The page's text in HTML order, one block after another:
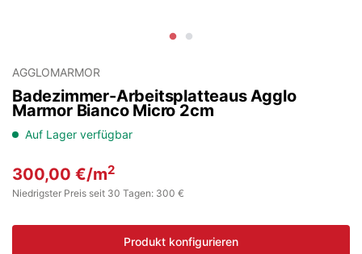
AGGLOMARMOR
Badezimmer-Arbeitsplatteaus Agglo
Marmor Bianco Micro 2cm
Auf Lager verfügbar
300,00 €/m2
Niedrigster Preis seit 30 Tagen: 300 €
Produkt konfigurieren